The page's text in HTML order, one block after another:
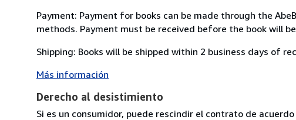
Payment: Payment for books can be made through the
methods. Payment must be received before the book will
Shipping: Books will be shipped within 2 business days of
Más información
Derecho al desistimiento
Si es un consumidor, puede rescindir el contrato de